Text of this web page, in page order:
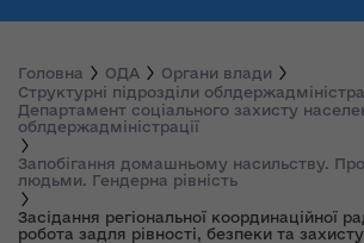
Головна ОДА
Органи влади
Структурні підрозділи
Департамент соціального захисту
облдержадміністрації
Запобігання домашньому насильству.
людьми. Гендерна рівність
Засідання регіональної координаційної
робота задля рівності, безпеки та